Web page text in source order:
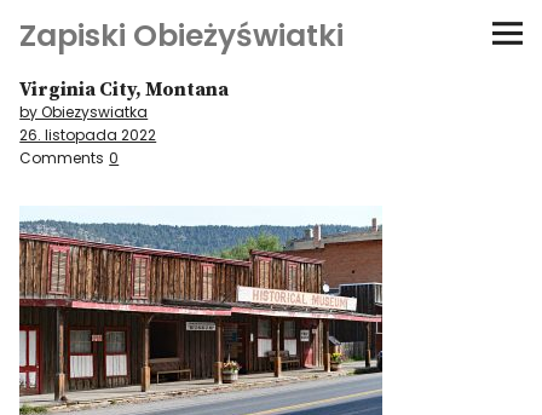
Zapiski Obieżyświatki
Podróże
Kultura i sztuka
Kątem oka
O-fiszki
Niezwyczajne ściany
Virginia City, Montana
by Obiezyswiatka
26. listopada 2022
Comments 0